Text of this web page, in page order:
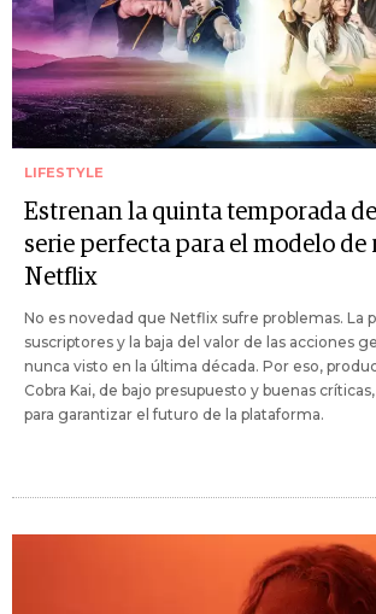
LIFESTYLE
Estrenan la quinta temporada
serie perfecta para el modelo de
Netflix
No es novedad que Netflix sufre problemas. La
suscriptores y la baja del valor de las acciones
nunca visto en la última década. Por eso,
Cobra Kai, de bajo presupuesto y buenas
para garantizar el futuro de la plataforma.